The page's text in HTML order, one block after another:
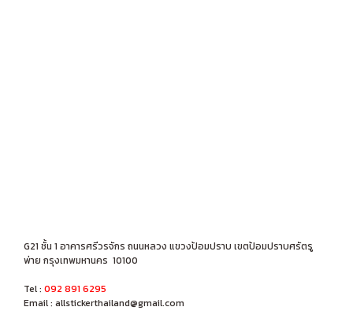
G21 ชั้น 1 อาคารศรีวรจักร ถนนหลวง แขวงป้อมปราบ เขตป้อมปราบศรัตรู
พ่าย กรุงเทพมหานคร 10100
Tel : 092 891 6295
Email : allstickerthailand@gmail.com